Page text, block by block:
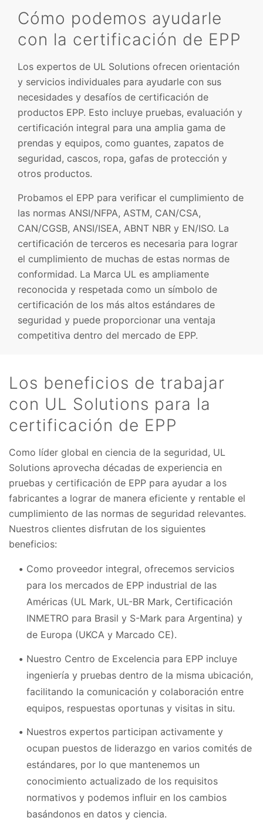
Cómo podemos ayudarle
con la certificación de EPP
Los expertos de UL Solutions ofrecen orientación
y servicios individuales para ayudarle con sus
necesidades y desafíos de certificación de
productos EPP. Esto incluye pruebas, evaluación y
certificación integral para una amplia gama de
prendas y equipos, como guantes, zapatos de
seguridad, cascos, ropa, gafas de protección y
otros productos.
Probamos el EPP para verificar el cumplimiento de
las normas ANSI/NFPA, ASTM, CAN/CSA,
CAN/CGSB, ANSI/ISEA, ABNT NBR y EN/ISO. La
certificación de terceros es necesaria para lograr
el cumplimiento de muchas de estas normas de
conformidad. La Marca UL es ampliamente
reconocida y respetada como un símbolo de
certificación de los más altos estándares de
seguridad y puede proporcionar una ventaja
competitiva dentro del mercado de EPP.
Los beneficios de trabajar
con UL Solutions para la
certificación de EPP
Como líder global en ciencia de la seguridad, UL
Solutions aprovecha décadas de experiencia en
pruebas y certificación de EPP para ayudar a los
fabricantes a lograr de manera eficiente y rentable el
cumplimiento de las normas de seguridad relevantes.
Nuestros clientes disfrutan de los siguientes
beneficios:
Como proveedor integral, ofrecemos servicios
para los mercados de EPP industrial de las
Américas (UL Mark, UL-BR Mark, Certificación
INMETRO para Brasil y S-Mark para Argentina) y
de Europa (UKCA y Marcado CE).
Nuestro Centro de Excelencia para EPP incluye
ingeniería y pruebas dentro de la misma ubicación,
facilitando la comunicación y colaboración entre
equipos, respuestas oportunas y visitas in situ.
Nuestros expertos participan activamente y
ocupan puestos de liderazgo en varios comités de
estándares, por lo que mantenemos un
conocimiento actualizado de los requisitos
normativos y podemos influir en los cambios
basándonos en datos y ciencia.